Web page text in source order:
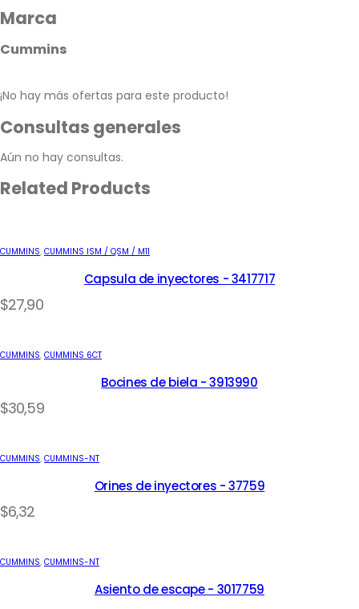
Marca
Cummins
¡No hay más ofertas para este producto!
Consultas generales
Aún no hay consultas.
Related Products
CUMMINS, CUMMINS ISM / QSM / M11
Capsula de inyectores - 3417717
$27,90
CUMMINS, CUMMINS 6CT
Bocines de biela - 3913990
$30,59
CUMMINS, CUMMINS-NT
Orines de inyectores - 37759
$6,32
CUMMINS, CUMMINS-NT
Asiento de escape - 3017759